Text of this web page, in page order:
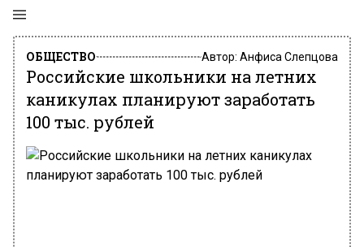
ОБЩЕСТВО Автор: Анфиса Слепцова
Российские школьники на летних
каникулах планируют заработать
100 тыс. рублей